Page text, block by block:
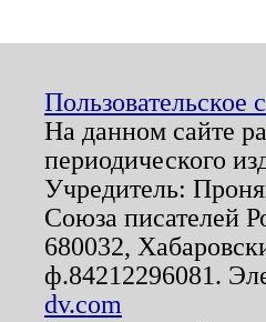
Пользовательское
На данном сайте
периодического
Учредитель:
Союза писателей
680032,
ф.84212296081.
dv.com